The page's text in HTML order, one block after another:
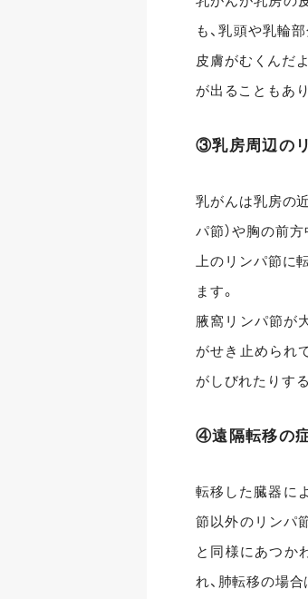
も、乳頭や乳輪
皮膚がむくんだ
が出ることもあり
③乳房周辺の
乳がんは乳房の
パ節）や胸の前
上のリンパ節に
ます。
腋窩リンパ節が
がせき止められ
がしびれたりす
④遠隔転移の
転移した臓器に
節以外のリンパ
と同様にあつか
れ、肺転移の場